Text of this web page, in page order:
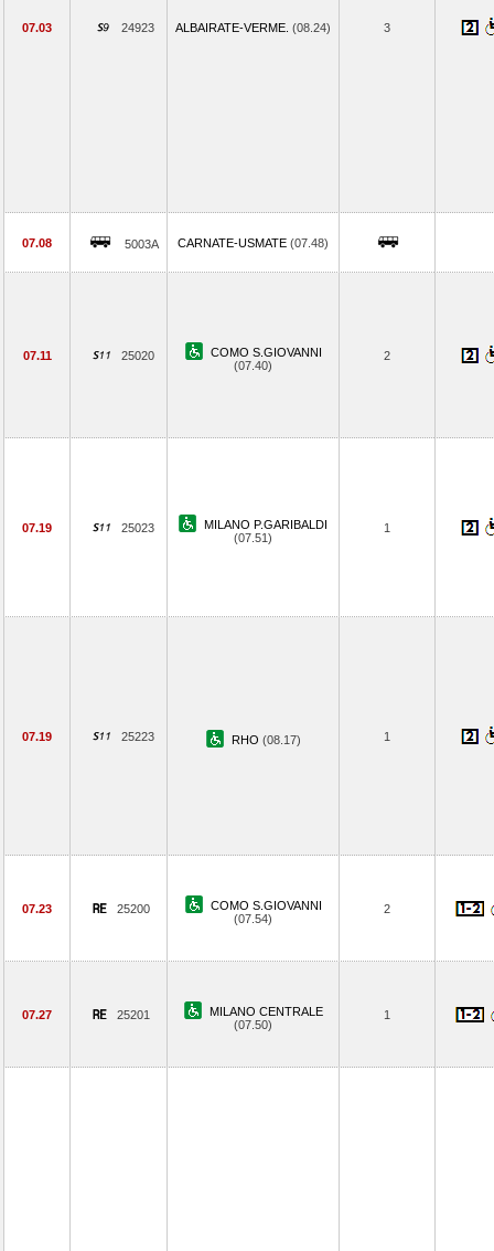
07.03 24923 ALBAIRATE-VERME. (08.24) 3
07.08 5003A CARNATE-USMATE (07.48)
07.11 25020
COMO S.GIOVANNI
(07.40)
2
07.19 25023
MILANO P.GARIBALDI
(07.51)
1
07.19 25223 RHO (08.17) 1
07.23 25200
COMO S.GIOVANNI
(07.54)
2
07.27 25201
MILANO CENTRALE
(07.50)
1